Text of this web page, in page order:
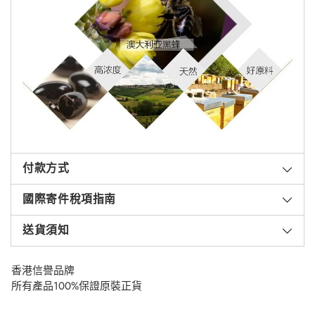
付款方式
國際寄件稅項指南
送貨須知
香港信譽品牌
所有產品100%保證原裝正貨